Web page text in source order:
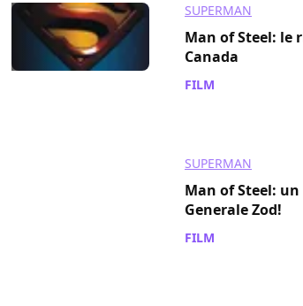
SUPERMAN
Man of Steel: le
Canada
FILM
SUPERMAN
Man of Steel:
Generale Zod!
FILM